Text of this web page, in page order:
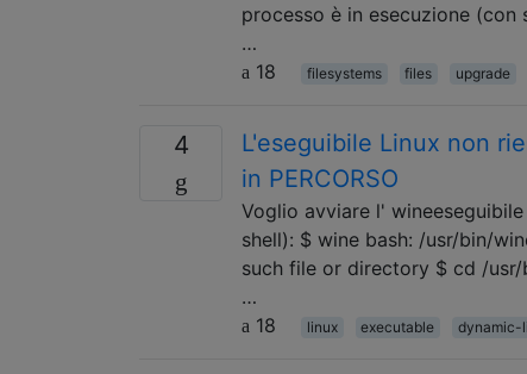
processo è in esecuzione
…
18
filesystems files upgrade
4
L'eseguibile Linux non
in PERCORSO
Voglio avviare l'
shell): $ wine bash: /usr/bin/
such file or directory $ cd /
…
18
linux executable dynamic-